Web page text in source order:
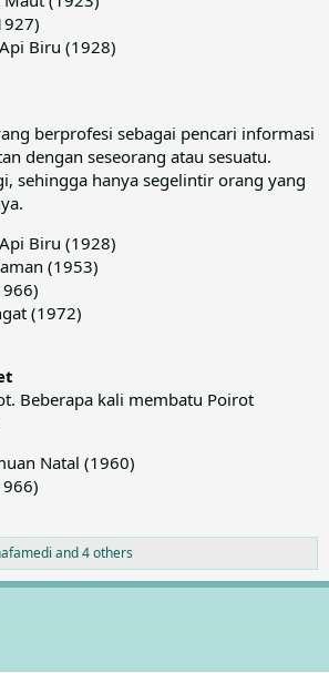
Biru (1928)
berprofesi sebagai pencari informasi
dengan seseorang atau sesuatu.
sehingga hanya segelintir orang yang
Biru (1928)
(1953)
(1972)
Beberapa kali membatu Poirot
Natal (1960)
and 4 others